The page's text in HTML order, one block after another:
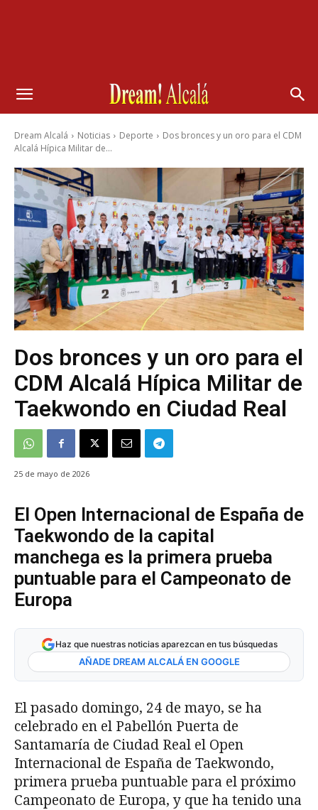
Dream Alcalá Noticias Deporte
Dos bronces y un oro para el CDM
Alcalá Hípica Militar de...
Dos bronces y un oro para el
CDM Alcalá Hípica Militar de
Taekwondo en Ciudad Real
25 de mayo de 2026
El Open Internacional de España de
Taekwondo de la capital
manchega es la primera prueba
puntuable para el Campeonato de
Europa
Haz que nuestras noticias aparezcan en tus búsquedas
AÑADE DREAM ALCALÁ EN GOOGLE
El pasado domingo, 24 de mayo, se ha
celebrado en el Pabellón Puerta de
Santamaría de Ciudad Real el Open
Internacional de España de Taekwondo,
primera prueba puntuable para el próximo
Campeonato de Europa, y que ha tenido una